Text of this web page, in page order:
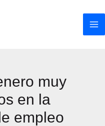
muy
en la
empleo